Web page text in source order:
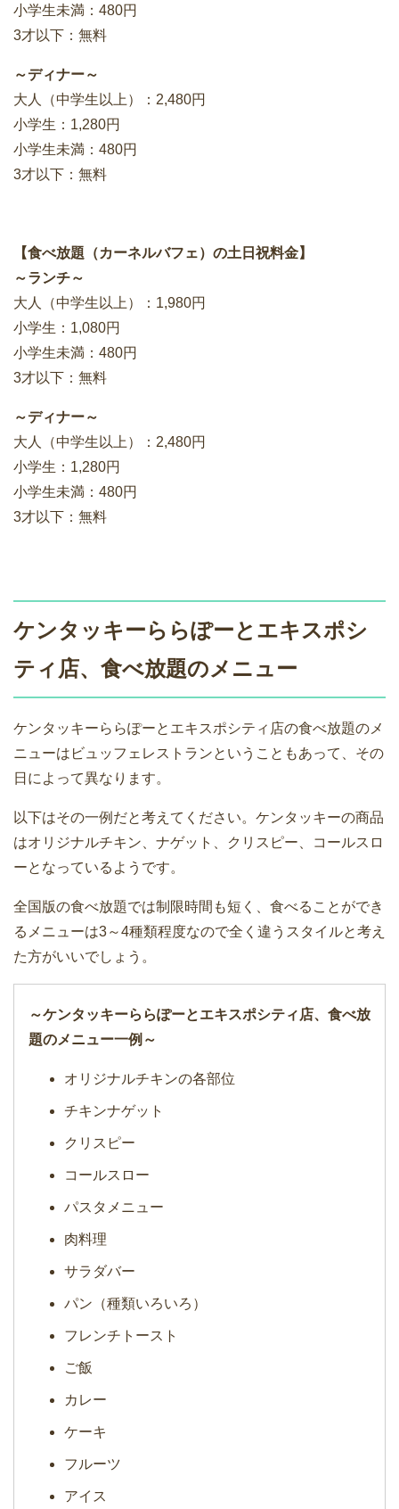
小学生未満：480円
3才以下：無料
～ディナー～
大人（中学生以上）：2,480円
小学生：1,280円
小学生未満：480円
3才以下：無料
【食べ放題（カーネルバフェ）の土日祝料金】
～ランチ～
大人（中学生以上）：1,980円
小学生：1,080円
小学生未満：480円
3才以下：無料
～ディナー～
大人（中学生以上）：2,480円
小学生：1,280円
小学生未満：480円
3才以下：無料
ケンタッキーららぽーとエキスポシ
ティ店、食べ放題のメニュー
ケンタッキーららぽーとエキスポシティ店の食べ放題のメ
ニューはビュッフェレストランということもあって、その
日によって異なります。
以下はその一例だと考えてください。ケンタッキーの商品
はオリジナルチキン、ナゲット、クリスピー、コールスロ
ーとなっているようです。
全国版の食べ放題では制限時間も短く、食べることができ
るメニューは3～4種類程度なので全く違うスタイルと考え
た方がいいでしょう。
～ケンタッキーららぽーとエキスポシティ店、食べ放
題のメニュー一例～
オリジナルチキンの各部位
チキンナゲット
クリスピー
コールスロー
パスタメニュー
肉料理
サラダバー
パン（種類いろいろ）
フレンチトースト
ご飯
カレー
ケーキ
フルーツ
アイス